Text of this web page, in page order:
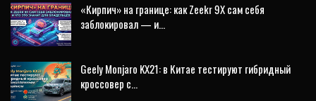
«Кирпич» на границе: как Zeekr 9X сам себя
заблокировал — и…
Geely Monjaro KX21: в Китае тестируют гибридный
кроссовер с…